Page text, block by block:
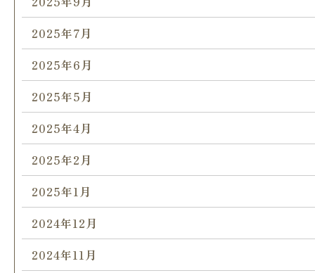
2025年7月
2025年6月
2025年5月
2025年4月
2025年2月
2025年1月
2024年12月
2024年11月